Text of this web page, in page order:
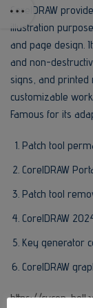
CorelDRAW
illustration
and page design.
and non-
signs, and printed
customizable
Famous for its
Patch tool
CorelDRAW
Patch tool
CorelDRAW
Key generator
CorelDRAW
https://cycon-